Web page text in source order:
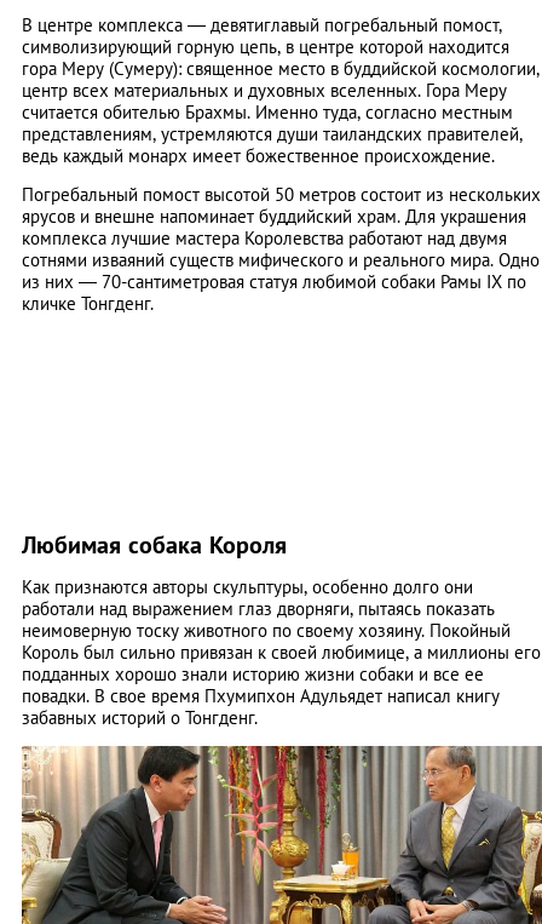
В центре комплекса — девятиглавый погребальный помост,
символизирующий горную цепь, в центре которой находится
гора Меру (Сумеру): священное место в буддийской космологии,
центр всех материальных и духовных вселенных. Гора Меру
считается обителью Брахмы. Именно туда, согласно местным
представлениям, устремляются души таиландских правителей,
ведь каждый монарх имеет божественное происхождение.
Погребальный помост высотой 50 метров состоит из нескольких
ярусов и внешне напоминает буддийский храм. Для украшения
комплекса лучшие мастера Королевства работают над двумя
сотнями изваяний существ мифического и реального мира. Одно
из них — 70-сантиметровая статуя любимой собаки Рамы IX по
кличке Тонгденг.
Любимая собака Короля
Как признаются авторы скульптуры, особенно долго они
работали над выражением глаз дворняги, пытаясь показать
неимоверную тоску животного по своему хозяину. Покойный
Король был сильно привязан к своей любимице, а миллионы его
подданных хорошо знали историю жизни собаки и все ее
повадки. В свое время Пхумипхон Адульядет написал книгу
забавных историй о Тонгденг.